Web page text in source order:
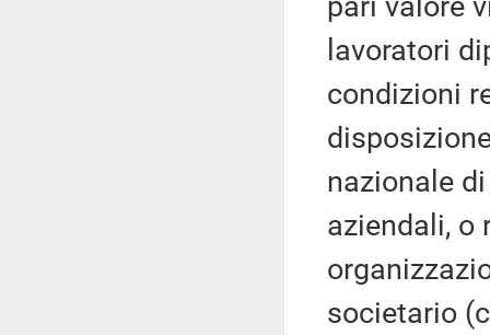
lavoratori
condizioni
nazionale
aziendali, o
societario